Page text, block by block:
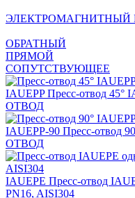
ЭЛЕКТРОМАГНИТНЫЙ
ОБРАТНЫЙ
ПРЯМОЙ
СОПУТСТВУЮЩЕЕ
IAUEPP Пресс-отвод 45°
ОТВОД
IAUEPP-90 Пресс-отвод
ОТВОД
IAUEPE Пресс-отвод
PN16, AISI304